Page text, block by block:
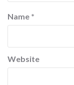
Name *
Website